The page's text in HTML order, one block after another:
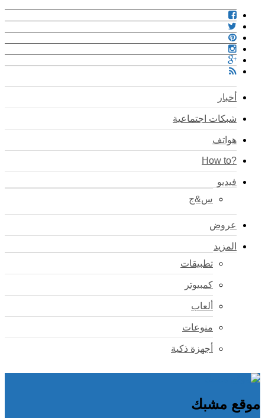
أخبار
شبكات اجتماعية
هواتف
?How to
فيديو
س&ج
عروض
المزيد
تطبيقات
كمبيوتر
ألعاب
منوعات
أجهزة ذكية
موقع مشبك